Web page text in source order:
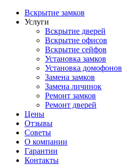
Вскрытие замков
Услуги
Вскрытие дверей
Вскрытие офисов
Вскрытие сейфов
Установка замков
Установка домофонов
Замена замков
Замена личинок
Ремонт замков
Ремонт дверей
Цены
Отзывы
Советы
О компании
Гарантии
Контакты